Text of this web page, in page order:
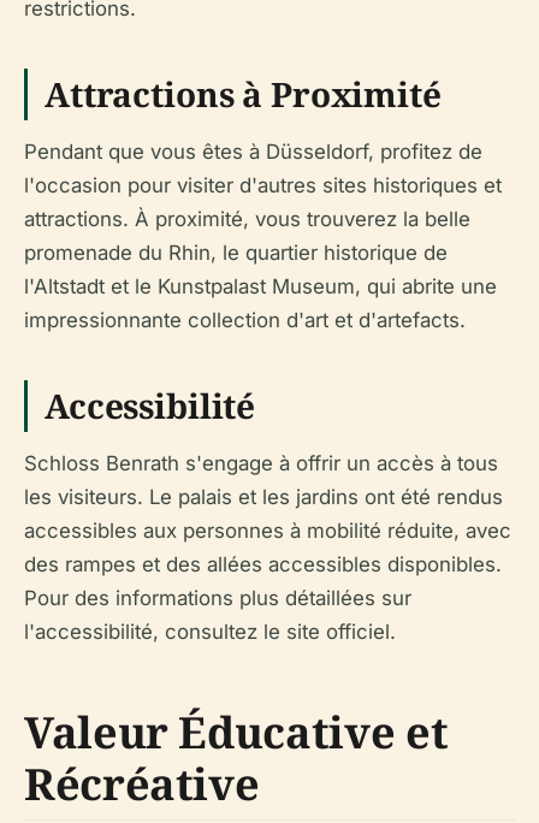
restrictions.
Attractions à Proximité
Pendant que vous êtes à Düsseldorf, profitez de
l'occasion pour visiter d'autres sites historiques et
attractions. À proximité, vous trouverez la belle
promenade du Rhin, le quartier historique de
l'Altstadt et le Kunstpalast Museum, qui abrite une
impressionnante collection d'art et d'artefacts.
Accessibilité
Schloss Benrath s'engage à offrir un accès à tous
les visiteurs. Le palais et les jardins ont été rendus
accessibles aux personnes à mobilité réduite, avec
des rampes et des allées accessibles disponibles.
Pour des informations plus détaillées sur
l'accessibilité, consultez le site officiel.
Valeur Éducative et
Récréative